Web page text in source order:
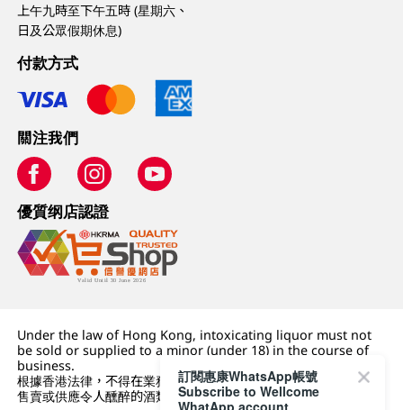
上午九時至下午五時 (星期六、
日及公眾假期休息)
付款方式
關注我們
優質纲店認證
Under the law of Hong Kong, intoxicating liquor must not
be sold or supplied to a minor (under 18) in the course of
business.
根據香港法律，不得在業務過程中，向未成年人 (18 歲以下人士)
售賣或供應令人醺醉的酒類。
訂閱惠康WhatsApp帳號
Subscribe to Wellcome
WhatApp account